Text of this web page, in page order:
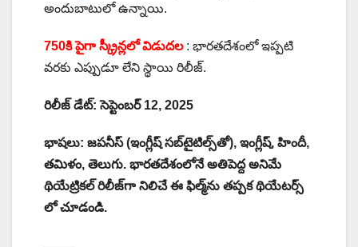
అందుబాటులో ఉన్నాయి.
750కి పైగా స్క్రీన్లలో విడుదల: భారతదేశంలో ఇప్పటి
వరకు ఎప్పుడూ లేని స్థాయి రిలీజ్.
రిలీజ్ డేట్: సెప్టెంబర్ 12, 2025
భాషలు: జపనీస్ (ఇంగ్లీష్ సబ్‌టైటిల్స్‌తో), ఇంగ్లీష్, హిందీ,
తమిళం, తెలుగు. భారతదేశంలోనే అతిపెద్ద అనిమే
థియేట్రికల్ రిలీజ్‌గా నిలిచే ఈ ఫిల్మ్‌ను తప్పక థియేటర్స్‌
లో చూడండి.